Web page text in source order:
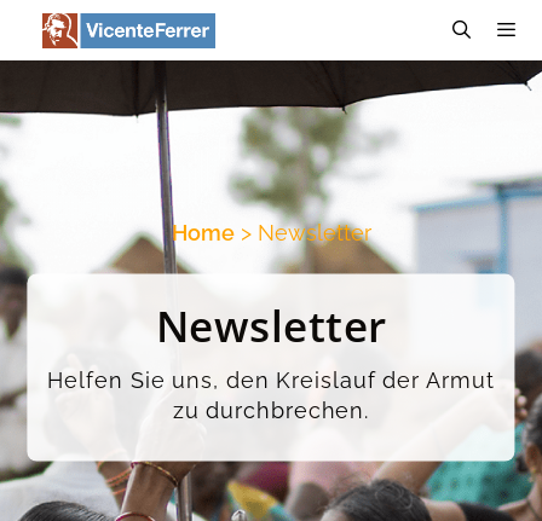
Zum
Inhalt
Menü
Home> Newsletter
Newsletter
Helfen Sie uns, den Kreislauf der Armut
zu durchbrechen.